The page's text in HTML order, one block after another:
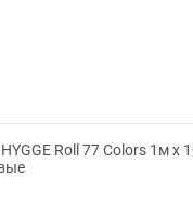
Roll 77 Colors 1м х